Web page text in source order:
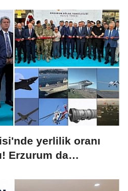
yerlilik oranı
Erzurum da